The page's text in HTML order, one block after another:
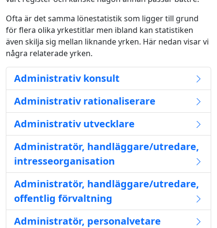
Ofta är det samma lönestatistik som ligger till grund
för flera olika yrkestitlar men ibland kan statistiken
även skilja sig mellan liknande yrken. Här nedan visar vi
några relaterade yrken.
Administrativ konsult
Administrativ rationaliserare
Administrativ utvecklare
Administratör, handläggare/utredare,
intresseorganisation
Administratör, handläggare/utredare,
offentlig förvaltning
Administratör, personalvetare